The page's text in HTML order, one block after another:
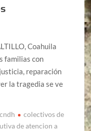
Coahuila
familias con
reparación
la tragedia se ve
cndh
colectivos de
de atencion a